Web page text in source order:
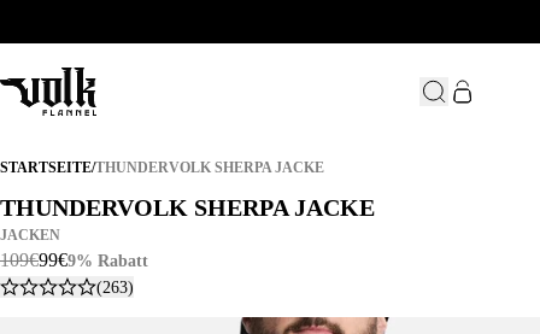
STARTSEITE/THUNDERVOLK SHERPA JACKE
THUNDERVOLK SHERPA JACKE
THUNDERVOLK SHERPA JACKE
THUNDERVOLK SHERPA JACKE
JACKEN
109€99€9% Rabatt
(263)